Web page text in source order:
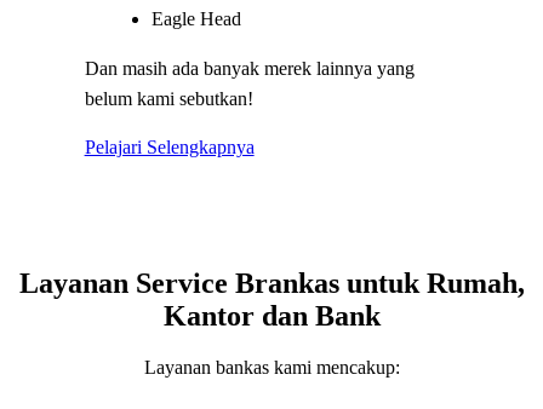
Eagle Head
Dan masih ada banyak merek lainnya yang
belum kami sebutkan!
Pelajari Selengkapnya
Layanan Service Brankas untuk Rumah,
Kantor dan Bank
Layanan bankas kami mencakup: